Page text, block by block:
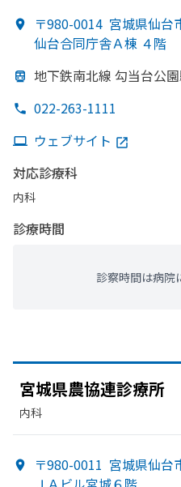
〒980-0014 宮城県仙台
仙台合同庁舎Ａ棟 ４階
地下鉄南北線 勾当台公
022-263-1111
ウェブサイト
対応診療科
内科
診療時間
診察時間は病院
宮城県農協連診療所
内科
〒980-0011 宮城県仙台